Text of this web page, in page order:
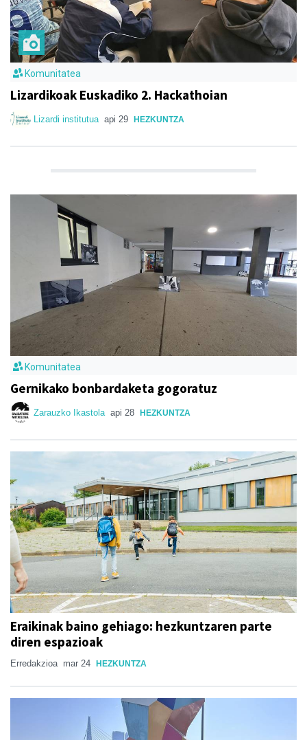
Komunitatea
Lizardikoak Euskadiko 2. Hackathoian
Lizardi institutua api 29 HEZKUNTZA
Komunitatea
Gernikako bonbardaketa gogoratuz
Zarauzko Ikastola api 28 HEZKUNTZA
Eraikinak baino gehiago: hezkuntzaren parte
diren espazioak
Erredakzioa mar 24 HEZKUNTZA